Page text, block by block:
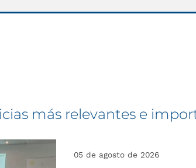
más relevantes e
05 de agosto de 2026